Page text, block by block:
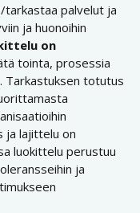
palvelut ja
ja huonoihin
on
tointa, prosessia
Tarkastuksen totutus
ja lajittelu on
luokittelu perustuu
ja